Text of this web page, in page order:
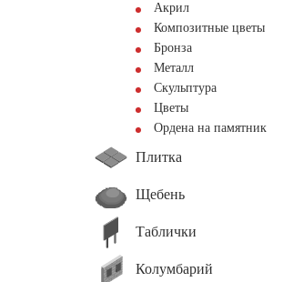
Акрил
Композитные цветы
Бронза
Металл
Скульптура
Цветы
Ордена на памятник
Плитка
Щебень
Таблички
Колумбарий